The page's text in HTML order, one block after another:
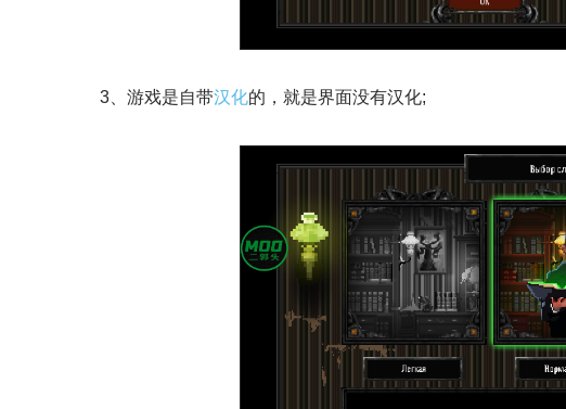
3、游戏是自带汉化的，就是界面没有汉化;